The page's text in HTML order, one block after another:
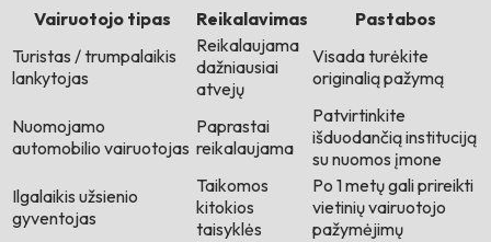
Vairuotojo tipas
Reikalavimas
Pastabos
Turistas / trumpalaikis
lankytojas
Reikalaujama
dažniausiai
atvejų
Visada turėkite
originalią pažymą
Nuomojamo
automobilio vairuotojas
Paprastai
reikalaujama
Patvirtinkite
išduodančią instituciją
su nuomos įmone
Ilgalaikis užsienio
gyventojas
Taikomos
kitokios
taisyklės
Po 1 metų gali prireikti
vietinių vairuotojo
pažymėjimų